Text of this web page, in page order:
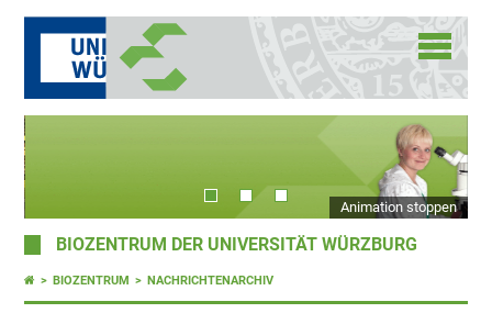
Animation stoppen
BIOZENTRUM DER UNIVERSITÄT WÜRZBURG
BIOZENTRUM NACHRICHTENARCHIV